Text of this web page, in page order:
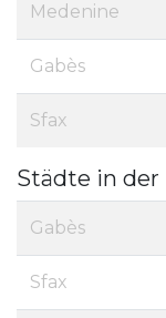
Medenine
Gabès
Sfax
Städte in der
Gabès
Sfax